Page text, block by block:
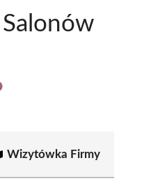
Wizytówka Firmy